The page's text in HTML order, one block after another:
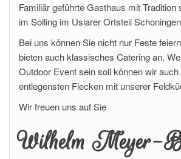
Familiär geführte Gasthaus mit Tradition
im Solling im Uslarer Ortsteil Schoningen
Bei uns können Sie nicht nur Feste
bieten auch klassisches Catering an.
Outdoor Event sein soll können wir auch
entlegensten Flecken mit unserer
Wir freuen uns auf Sie
Wilhelm Meyer-